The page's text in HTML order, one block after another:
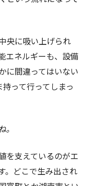
央に吸い上げられ
エネルギーも、設備
に間違ってはいない
って行ってしまっ
を支えているのがエ
。どこで生み出され